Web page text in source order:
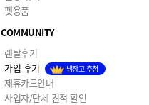
이달의혜택
펫용품
COMMUNITY
렌탈후기
가입 후기
냉장고 추첨
제휴카드안내
사업자/단체 견적 할인